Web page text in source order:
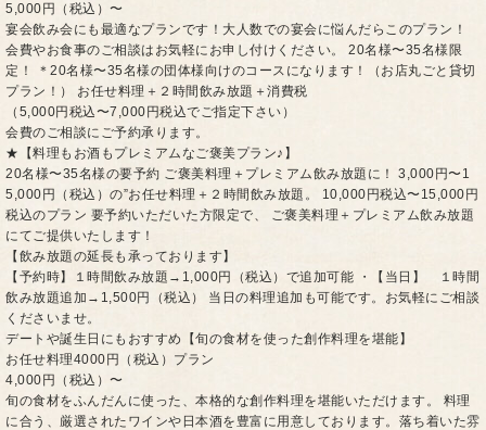
5,000円（税込）〜
宴会飲み会にも最適なプランです！大人数での宴会に悩んだらこのプラン！
会費やお食事のご相談はお気軽にお申し付けください。 20名様〜35名様限
定！ ＊20名様〜35名様の団体様向けのコースになります！（お店丸ごと貸切
プラン！） お任せ料理＋２時間飲み放題＋消費税
（5,000円税込〜7,000円税込でご指定下さい）
会費のご相談にご予約承ります。
★【料理もお酒もプレミアムなご褒美プラン♪】
20名様〜35名様の要予約 ご褒美料理＋プレミアム飲み放題に！ 3,000円〜1
5,000円（税込）の”お任せ料理＋２時間飲み放題。 10,000円税込〜15,000円
税込のプラン 要予約いただいた方限定で、 ご褒美料理＋プレミアム飲み放題
にてご提供いたします！
【飲み放題の延長も承っております】
【予約時】１時間飲み放題→1,000円（税込）で追加可能 ・【当日】 １時間
飲み放題追加→1,500円（税込） 当日の料理追加も可能です。お気軽にご相談
くださいませ。
デートや誕生日にもおすすめ【旬の食材を使った創作料理を堪能】
お任せ料理4000円（税込）プラン
4,000円（税込）〜
旬の食材をふんだんに使った、本格的な創作料理を堪能いただけます。 料理
に合う、厳選されたワインや日本酒を豊富に用意しております。落ち着いた雰